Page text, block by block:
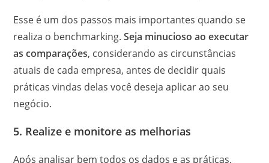
Esse é um dos passos mais importantes quando se
realiza o benchmarking.Seja minucioso ao executar
as comparações, considerando as circunstâncias
atuais de cada empresa, antes de decidir quais
práticas vindas delas você deseja aplicar ao seu
negócio.
5. Realize e monitore as melhorias
Após analisar bem todos os dados e as práticas,